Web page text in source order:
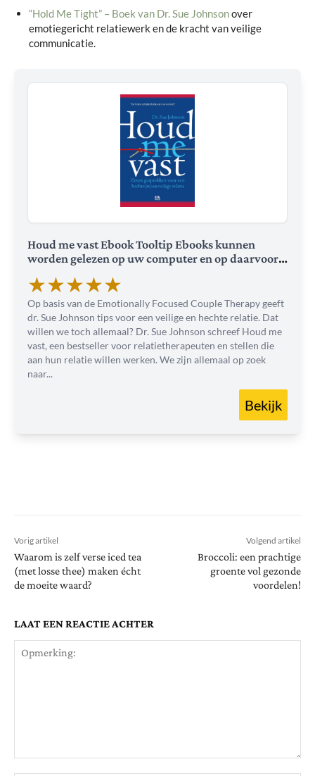
“Hold Me Tight” – Boek van Dr. Sue Johnsonover
emotiegericht relatiewerk en de kracht van veilige
communicatie.
Houd me vast Ebook Tooltip Ebooks kunnen
worden gelezen op uw computer en op daarvoor
★★★★★
Op basis van de Emotionally Focused Couple Therapy geeft
dr. Sue Johnson tips voor een veilige en hechte relatie. Dat
willen we toch allemaal? Dr. Sue Johnson schreef Houd me
vast, een bestseller voor relatietherapeuten en stellen die
aan hun relatie willen werken. We zijn allemaal op zoek
naar...
Bekijk
Vorig artikel
Waarom is zelf verse iced tea
(met losse thee) maken écht
de moeite waard?
Volgend artikel
Broccoli: een prachtige
groente vol gezonde
voordelen!
LAAT EEN REACTIE ACHTER